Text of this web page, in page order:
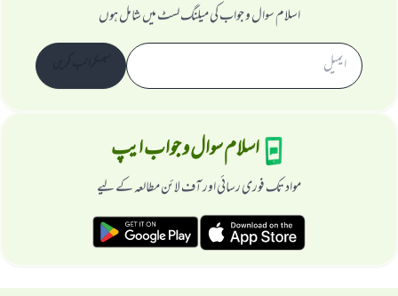
اسلام سوال و جواب کی میلنگ لسٹ میں شامل ہوں
اسلام سوال و جواب ایپ
مواد تک فوری رسائی اور آف لائن مطالعہ کے لیے